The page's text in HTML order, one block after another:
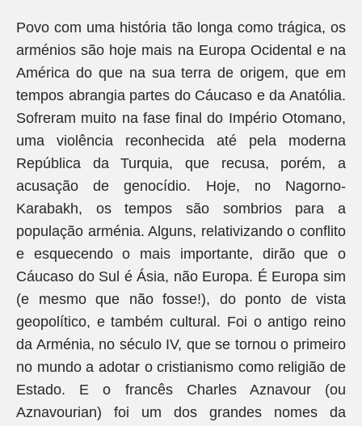
Povo com uma história tão longa como trágica, os
arménios são hoje mais na Europa Ocidental e na
América do que na sua terra de origem, que em
tempos abrangia partes do Cáucaso e da Anatólia.
Sofreram muito na fase final do Império Otomano,
uma violência reconhecida até pela moderna
República da Turquia, que recusa, porém, a
acusação de genocídio. Hoje, no Nagorno-
Karabakh, os tempos são sombrios para a
população arménia. Alguns, relativizando o conflito
e esquecendo o mais importante, dirão que o
Cáucaso do Sul é Ásia, não Europa. É Europa sim
(e mesmo que não fosse!), do ponto de vista
geopolítico, e também cultural. Foi o antigo reino
da Arménia, no século IV, que se tornou o primeiro
no mundo a adotar o cristianismo como religião de
Estado. E o francês Charles Aznavour (ou
Aznavourian) foi um dos grandes nomes da